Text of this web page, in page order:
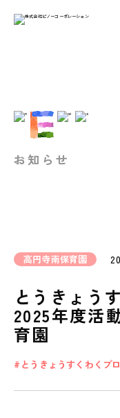
私たち
お知らせ
高円寺南保育園
とうきょう
2025年度活
育園
とうきょうすくわくプ